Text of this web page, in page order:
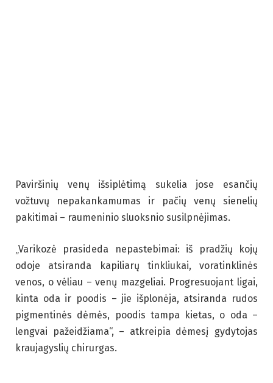
Paviršinių venų išsiplėtimą sukelia jose esančių
vožtuvų nepakankamumas ir pačių venų sienelių
pakitimai – raumeninio sluoksnio susilpnėjimas.
„Varikozė prasideda nepastebimai: iš pradžių kojų
odoje atsiranda kapiliarų tinkliukai, voratinklinės
venos, o vėliau – venų mazgeliai. Progresuojant ligai,
kinta oda ir poodis – jie išplonėja, atsiranda rudos
pigmentinės dėmės, poodis tampa kietas, o oda –
lengvai pažeidžiama“, – atkreipia dėmesį gydytojas
kraujagyslių chirurgas.